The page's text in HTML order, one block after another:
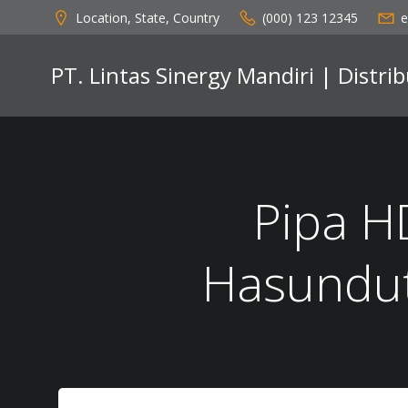
to
Location, State, Country (000) 123 12345
PT. Lintas Sinergy Mandiri |
Pipa